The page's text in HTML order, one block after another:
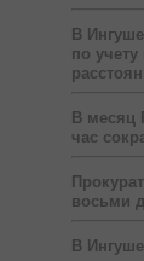
В
по учету
В месяц
час
восьми
В